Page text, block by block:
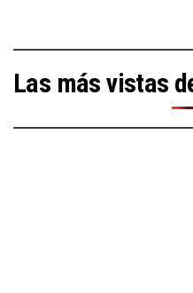
Las más vistas